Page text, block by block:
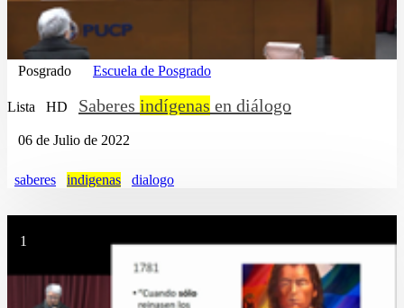
Posgrado Escuela de Posgrado
Lista HD Saberes indígenas en diálogo
06 de Julio de 2022
saberes indigenas dialogo
1